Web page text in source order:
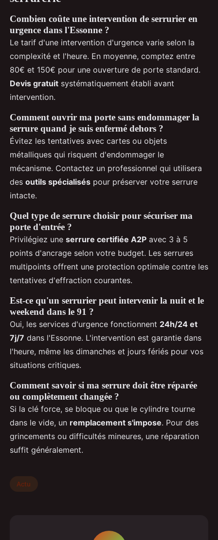
Combien coûte une intervention de serrurier en
urgence dans l'Essonne ?
Le tarif d'une intervention d'urgence varie selon la
complexité et l'heure. En moyenne, comptez entre
80€ et 150€ pour une ouverture de porte standard.
Devis gratuit systématiquement établi avant
intervention.
Comment ouvrir ma porte sans endommager la
serrure quand je suis enfermé dehors ?
Évitez les tentatives avec cartes ou objets
métalliques qui risquent d'endommager le
mécanisme. Contactez un professionnel qui utilisera
des outils spécialisés pour préserver votre serrure
intacte.
Quel type de serrure choisir pour sécuriser ma
porte d'entrée ?
Privilégiez une serrure certifiée A2P avec 3 à 5
points d'ancrage selon votre budget. Les serrures
multipoints offrent une protection optimale contre les
tentatives d'effraction courantes.
Est-ce qu'un serrurier peut intervenir la nuit et le
weekend dans le 91 ?
Oui, les services d'urgence fonctionnent 24h/24 et
7j/7 dans l'Essonne. L'intervention est garantie dans
l'heure, même les dimanches et jours fériés pour vos
situations critiques.
Comment savoir si ma serrure doit être réparée
ou complètement changée ?
Si la clé force, se bloque ou que le cylindre tourne
dans le vide, un remplacement s'impose. Pour des
grincements ou difficultés mineures, une réparation
suffit généralement.
Actu